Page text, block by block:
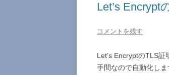
Let’s Encrypt
コメントを残す
Let’s EncryptのTLS
手間なので自動化し